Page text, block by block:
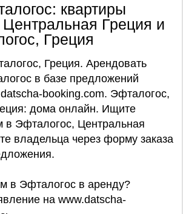
квартиры
Греция и
Греция
Греция. Арендовать
в базе предложений
booking.com. Эфталогос,
дома онлайн. Ищите
в Эфталогос, Центральная
владельца через форму заказа
в Эфталогос в аренду?
на www.datscha-